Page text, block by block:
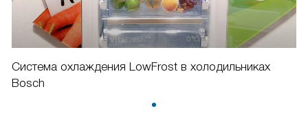
Система охлаждения LowFrost в холодильниках
Bosch